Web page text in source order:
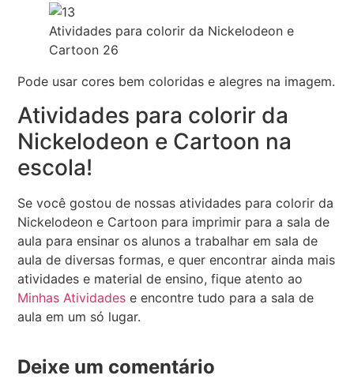
Atividades para colorir da Nickelodeon e
Cartoon 26
Pode usar cores bem coloridas e alegres na imagem.
Atividades para colorir da
Nickelodeon e Cartoon na
escola!
Se você gostou de nossas atividades para colorir da
Nickelodeon e Cartoon para imprimir para a sala de
aula para ensinar os alunos a trabalhar em sala de
aula de diversas formas, e quer encontrar ainda mais
atividades e material de ensino, fique atento ao
Minhas Atividades e encontre tudo para a sala de
aula em um só lugar.
Deixe um comentário